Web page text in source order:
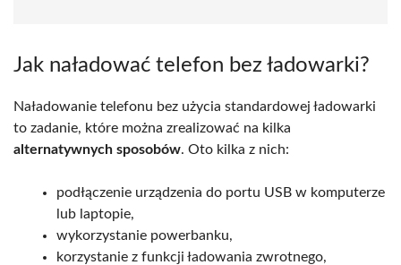
Jak naładować telefon bez ładowarki?
Naładowanie telefonu bez użycia standardowej ładowarki
to zadanie, które można zrealizować na kilka
alternatywnych sposobów. Oto kilka z nich:
podłączenie urządzenia do portu USB w komputerze
lub laptopie,
wykorzystanie powerbanku,
korzystanie z funkcji ładowania zwrotnego,